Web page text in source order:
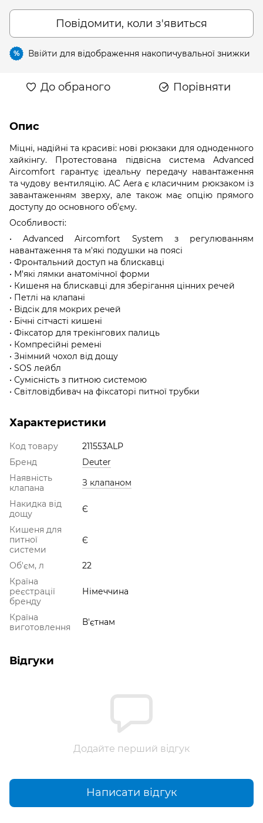
Повідомити, коли з'явиться
% Ввійти для відображення накопичувальної знижки
До обраного Порівняти
Опис
Міцні, надійні та красиві: нові рюкзаки для одноденного
хайкінгу. Протестована підвісна система Advanced
Aircomfort гарантує ідеальну передачу навантаження
та чудову вентиляцію. AC Aera є класичним рюкзаком із
завантаженням зверху, але також має опцію прямого
доступу до основного об'єму.
Особливості:
• Advanced Aircomfort System з регулюванням
навантаження та м'які подушки на поясі
• Фронтальний доступ на блискавці
• М'які лямки анатомічної форми
• Кишеня на блискавці для зберігання цінних речей
• Петлі на клапані
• Відсік для мокрих речей
• Бічні сітчасті кишені
• Фіксатор для трекінгових палиць
• Компресійні ремені
• Знімний чохол від дощу
• SOS лейбл
• Сумісність з питною системою
• Світловідбивач на фіксаторі питної трубки
Характеристики
Код товару
211553ALP
Бренд
Deuter
Наявність
клапана
З клапаном
Накидка від
дощу
Є
Кишеня для
питної
системи
Є
Об'єм, л
22
Країна
реєстрації
бренду
Німеччина
Країна
виготовлення
В'єтнам
Відгуки
Додайте перший відгук
Написати відгук